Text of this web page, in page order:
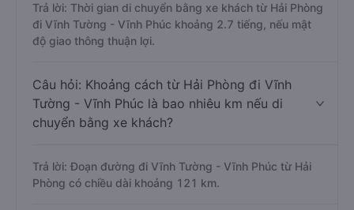
Trả lời: Thời gian di chuyển bằng xe khách từ Hải Phòng
đi Vĩnh Tường - Vĩnh Phúc khoảng 2.7 tiếng, nếu mật
độ giao thông thuận lợi.
Câu hỏi: Khoảng cách từ Hải Phòng đi Vĩnh
Tường - Vĩnh Phúc là bao nhiêu km nếu di
chuyển bằng xe khách?
Trả lời: Đoạn đường đi Vĩnh Tường - Vĩnh Phúc từ Hải
Phòng có chiều dài khoảng 121 km.